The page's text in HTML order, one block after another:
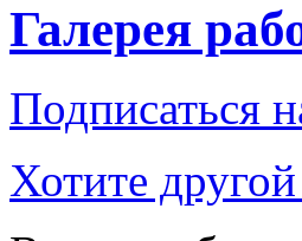
Галерея
Подписаться
Хотите